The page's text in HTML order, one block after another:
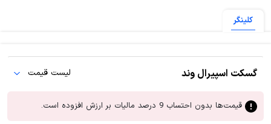
کلینگر
گسکت اسپیرال وند لیست قیمت
قیمت‌ها بدون احتساب 9 درصد مالیات بر ارزش افزوده است.